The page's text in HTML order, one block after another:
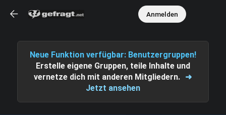
Neue Funktion verfügbar: Benutzergruppen!
Erstelle eigene Gruppen, teile Inhalte und
vernetze dich mit anderen Mitgliedern. ➜
Jetzt ansehen
Anmelden